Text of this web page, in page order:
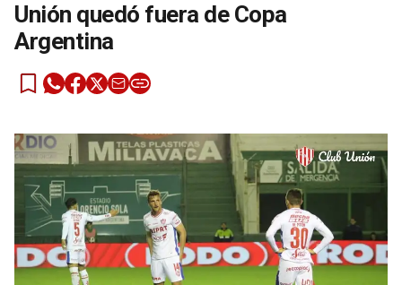
Unión quedó fuera de Copa
Argentina